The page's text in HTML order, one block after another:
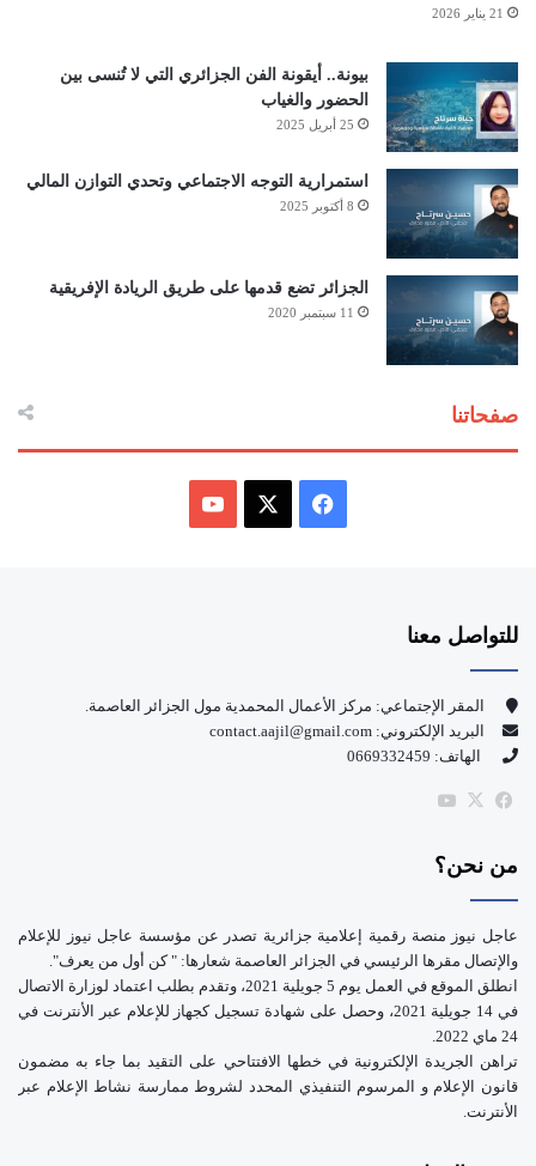
21 يناير 2026
بيونة.. أيقونة الفن الجزائري التي لا تُنسى بين
الحضور والغياب
25 أبريل 2025
استمرارية التوجه الاجتماعي وتحدي التوازن المالي
8 أكتوبر 2025
الجزائر تضع قدمها على طريق الريادة الإفريقية
11 سبتمبر 2020
صفحاتنا
و
ك
للتواصل معنا
المقر الإجتماعي: مركز الأعمال المحمدية مول الجزائر العاصمة.
البريد الإلكتروني: contact.aajil@gmail.com
الهاتف: 0669332459
فيسبوك
‫X
من نحن؟
عاجل نيوز منصة رقمية إعلامية جزائرية تصدر عن مؤسسة عاجل نيوز للإعلام
والإتصال مقرها الرئيسي في الجزائر العاصمة شعارها: " كن أول من يعرف".
انطلق الموقع في العمل يوم 5 جويلية 2021، وتقدم بطلب اعتماد لوزارة الاتصال
في 14 جويلية 2021، وحصل على شهادة تسجيل كجهاز للإعلام عبر الأنترنت في
24 ماي 2022.
تراهن الجريدة الإلكترونية في خطها الافتتاحي على التقيد بما جاء به مضمون
قانون الإعلام و المرسوم التنفيذي المحدد لشروط ممارسة نشاط الإعلام عبر
الأنترنت.